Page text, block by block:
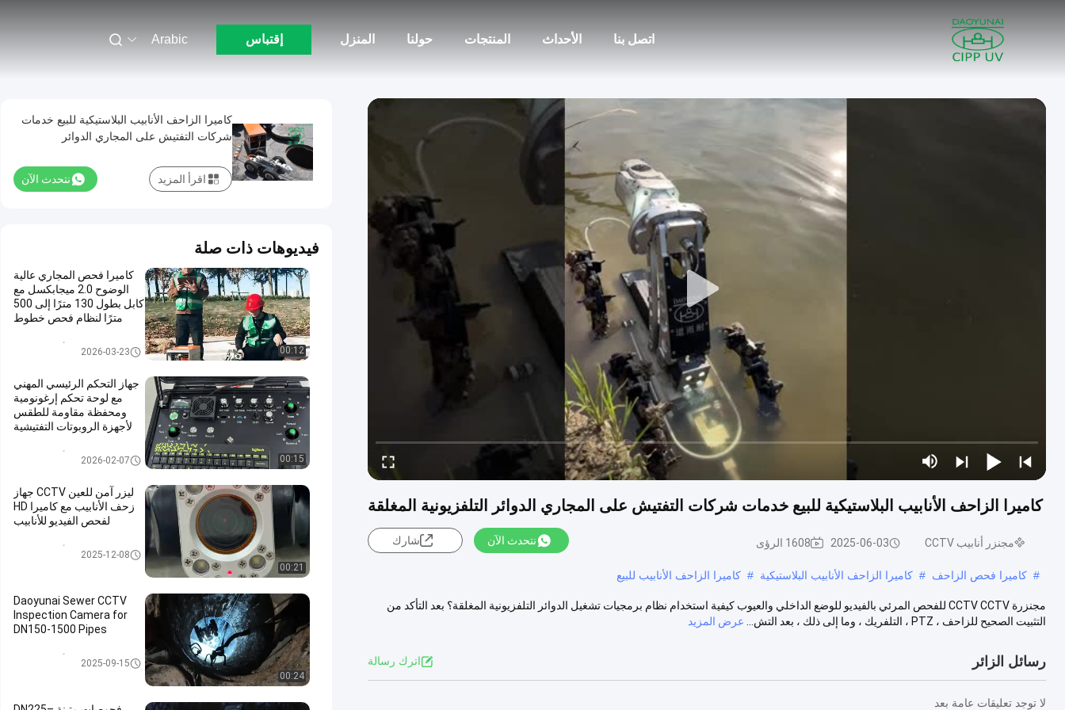
المنزل حولنا المنتجات الأحداث اتصل بنا إقتباس Arabic
كاميرا الزاحف الأنابيب البلاستيكية للبيع خدمات شركات التفتيش على المجاري الدوائر التلفزيونية المغلقة
مجنزر أنابيب CCTV 2025-06-03 1608 الرؤى نتحدث الآن شارك
# كاميرا فحص الزاحف # كاميرا الزاحف الأنابيب البلاستيكية # كاميرا الزاحف الأنابيب للبيع
مجنزرة CCTV CCTV للفحص المرئي بالفيديو للوضع الداخلي والعيوب كيفية استخدام نظام برمجيات تشغيل الدوائر التلفزيونية المغلقة؟ بعد التأكد من
التثبيت الصحيح للزاحف ، PTZ ، التلفريك ، وما إلى ذلك ، بعد التش...
عرض المزيد
رسائل الزائر اترك رسالة
لا توجد تعليقات عامة بعد
كاميرا الزاحف الأنابيب البلاستيكية للبيع خدمات
شركات التفتيش على المجاري الدوائر
نتحدث الآن اقرأ المزيد
فيديوهات ذات صلة
00:12
كاميرا فحص المجاري عالية
الوضوح 2.0 ميجابكسل مع
كابل بطول 130 مترًا إلى 500
مترًا لنظام فحص خطوط
مجنزر أنابيب CCTV2026-03-23
00:15
جهاز التحكم الرئيسي المهني
مع لوحة تحكم إرغونومية
ومحفظة مقاومة للطقس
لأجهزة الروبوتات التفتيشية
قابلة للقراءة في ضوء
مجنزر أنابيب CCTV2026-02-07
00:21
ليزر آمن للعين CCTV جهاز
زحف الأنابيب مع كاميرا HD
لفحص الفيديو للأنابيب
مجنزر أنابيب CCTV2025-12-08
00:24
Daoyunai Sewer CCTV
Inspection Camera for
DN150-1500 Pipes
مجنزر أنابيب CCTV2025-09-15